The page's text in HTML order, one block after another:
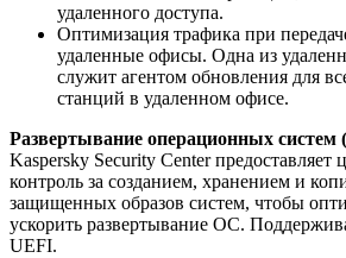
удаленного доступа.
Оптимизация трафика при
удаленные офисы. Одна из
служит агентом обновления для
станций в удаленном офисе.
Развертывание операционных
Kaspersky Security Center предоставляет
контроль за созданием, хранением и
защищенных образов систем, чтобы
ускорить развертывание ОС.
UEFI.